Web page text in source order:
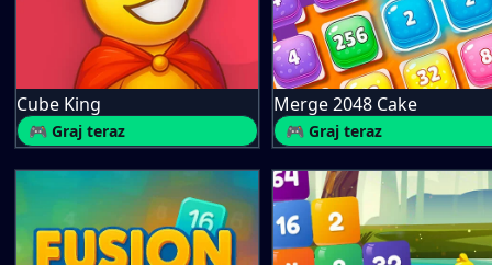
Cube King
🎮 Graj teraz
Merge 2048 Cake
🎮 Graj teraz